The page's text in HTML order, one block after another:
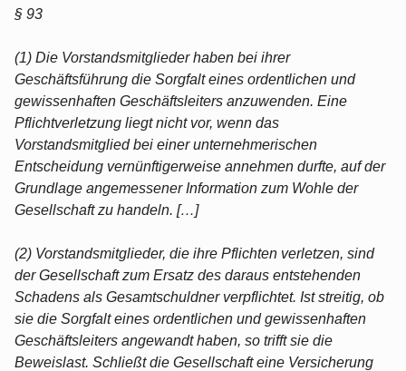
§ 93
(1) Die Vorstandsmitglieder haben bei ihrer
Geschäftsführung die Sorgfalt eines ordentlichen und
gewissenhaften Geschäftsleiters anzuwenden. Eine
Pflichtverletzung liegt nicht vor, wenn das
Vorstandsmitglied bei einer unternehmerischen
Entscheidung vernünftigerweise annehmen durfte, auf der
Grundlage angemessener Information zum Wohle der
Gesellschaft zu handeln. […]
(2) Vorstandsmitglieder, die ihre Pflichten verletzen, sind
der Gesellschaft zum Ersatz des daraus entstehenden
Schadens als Gesamtschuldner verpflichtet. Ist streitig, ob
sie die Sorgfalt eines ordentlichen und gewissenhaften
Geschäftsleiters angewandt haben, so trifft sie die
Beweislast. Schließt die Gesellschaft eine Versicherung